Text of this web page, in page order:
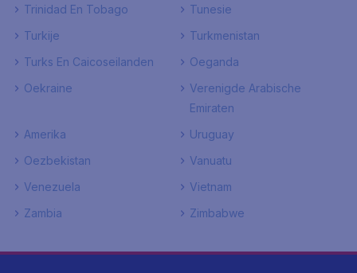
Trinidad En Tobago
Tunesie
Turkije
Turkmenistan
Turks En Caicoseilanden
Oeganda
Oekraine
Verenigde Arabische
Emiraten
Amerika
Uruguay
Oezbekistan
Vanuatu
Venezuela
Vietnam
Zambia
Zimbabwe